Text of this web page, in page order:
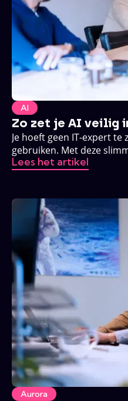
AI
Zo zet je AI veilig
Je hoeft geen IT-expert te
gebruiken. Met deze
Lees het artikel
Aurora